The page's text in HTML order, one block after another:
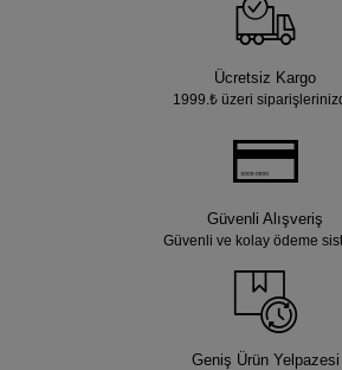
Ücretsiz Kargo
1999.₺ üzeri
Güvenli Alışveriş
Güvenli ve kolay ödeme
Geniş Ürün Yelpazesi